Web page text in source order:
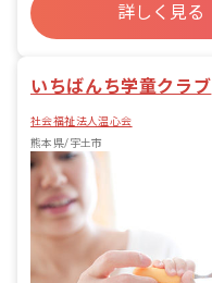
詳しく見る
いちばんち学童クラブ
社会福祉法人温心会
熊本県/宇土市